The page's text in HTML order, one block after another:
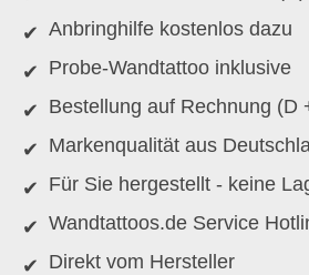
Anbringhilfe kostenlos dazu
Probe-Wandtattoo inklusive
Bestellung auf Rechnung (D
Markenqualität aus
Für Sie hergestellt - keine
Wandtattoos.de Service
Direkt vom Hersteller